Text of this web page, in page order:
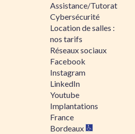
Assistance/Tutorat
Cybersécurité
Location de salles :
nos tarifs
Réseaux sociaux
Facebook
Instagram
LinkedIn
Youtube
Implantations
France
Bordeaux